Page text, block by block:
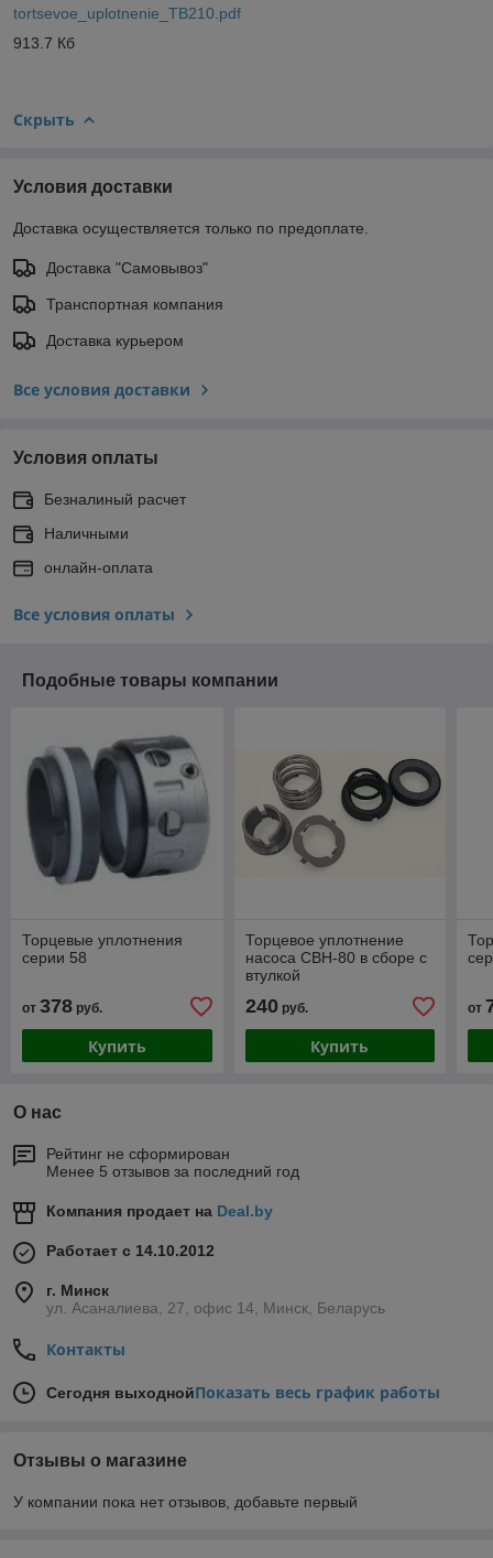
tortsevoe_uplotnenie_TB210.pdf
913.7 Кб
Скрыть
Условия доставки
Доставка осуществляется только по предоплате.
Доставка "Самовывоз"
Транспортная компания
Доставка курьером
Все условия доставки
Условия оплаты
Безналиный расчет
Наличными
онлайн-оплата
Все условия оплаты
Подобные товары компании
Торцевые уплотнения
серии 58
от 378 руб.
Купить
Торцевое уплотнение
насоса СВН-80 в сборе с
втулкой
240руб.
Купить
от
О нас
Рейтинг не сформирован
Менее 5 отзывов за последний год
Компания продает на Deal.by
Работает с 14.10.2012
г. Минск
ул. Асаналиева, 27, офис 14, Минск, Беларусь
Контакты
Сегодня выходнойПоказать весь график работы
Отзывы о магазине
У компании пока нет отзывов, добавьте первый